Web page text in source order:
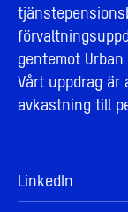
gentemot Urban
Vårt uppdrag
avkastning till
LinkedIn